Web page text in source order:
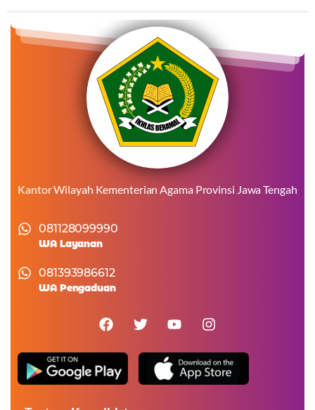
Kantor Wilayah Kementerian Agama Provinsi Jawa Tengah
081128099990
WA Layanan
081393986612
WA Pengaduan